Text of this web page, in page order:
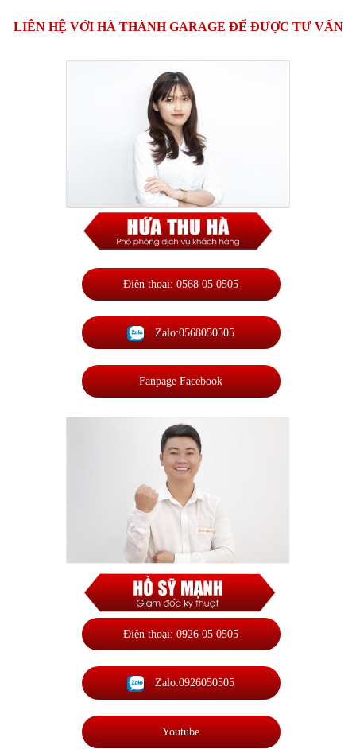
LIÊN HỆ VỚI HÀ THÀNH GARAGE ĐỂ ĐƯỢC TƯ VẤN
Điện thoại: 0568 05 0505
Zalo:0568050505
Fanpage Facebook
Điện thoại: 0926 05 0505
Zalo:0926050505
Youtube